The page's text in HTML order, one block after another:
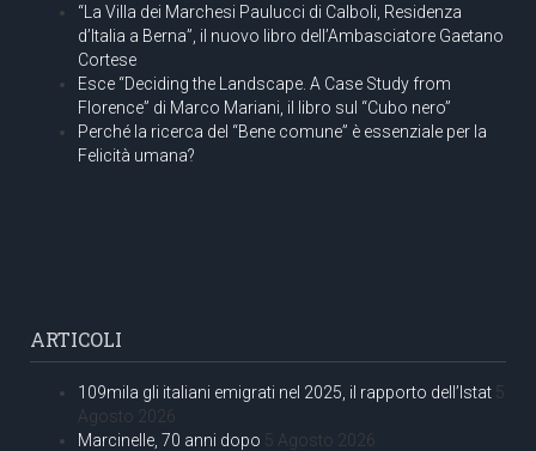
“La Villa dei Marchesi Paulucci di Calboli, Residenza
d’Italia a Berna”, il nuovo libro dell’Ambasciatore Gaetano
Cortese
Esce “Deciding the Landscape. A Case Study from
Florence” di Marco Mariani, il libro sul “Cubo nero”
Perché la ricerca del “Bene comune” è essenziale per la
Felicità umana?
ARTICOLI
109mila gli italiani emigrati nel 2025, il rapporto dell’Istat 5
Agosto 2026
Marcinelle, 70 anni dopo 5 Agosto 2026